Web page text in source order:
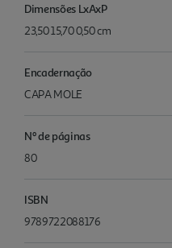
Dimensões LxAxP
23,50 15,70 0,50 cm
Encadernação
CAPA MOLE
Nº de páginas
80
ISBN
9789722088176